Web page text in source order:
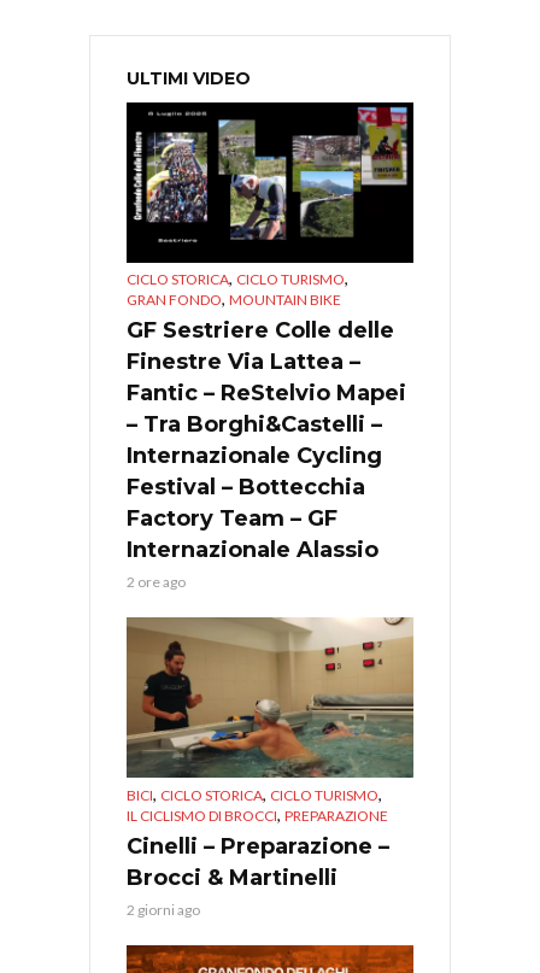
ULTIMI VIDEO
CICLO STORICA, CICLO TURISMO,
GRAN FONDO, MOUNTAIN BIKE
GF Sestriere Colle delle
Finestre Via Lattea –
Fantic – ReStelvio Mapei
– Tra Borghi&Castelli –
Internazionale Cycling
Festival – Bottecchia
Factory Team – GF
Internazionale Alassio
2 ore ago
BICI, CICLO STORICA, CICLO TURISMO,
IL CICLISMO DI BROCCI, PREPARAZIONE
Cinelli – Preparazione –
Brocci & Martinelli
2 giorni ago